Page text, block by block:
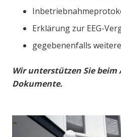
Erklärung zur EEG-
gegebenenfalls
Wir unterstützen Sie beim
Dokumente.